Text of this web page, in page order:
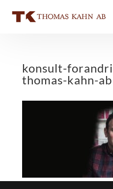
konsult-
thomas-kahn-ab